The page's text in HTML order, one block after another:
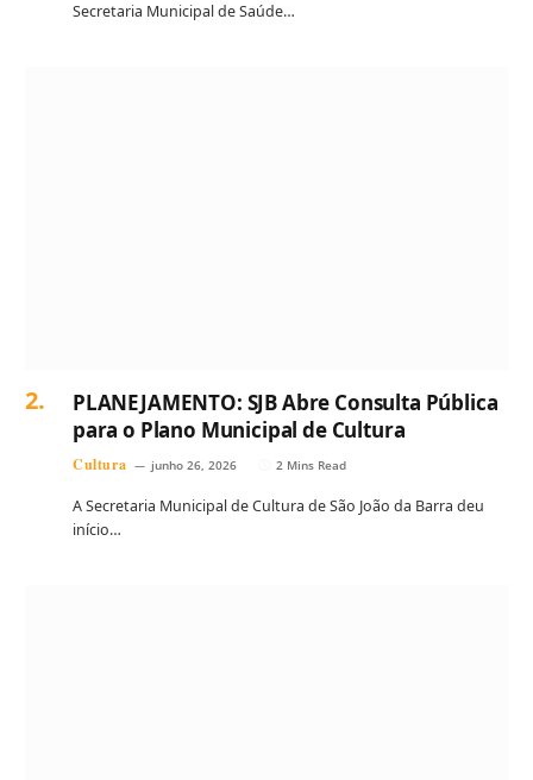
Secretaria Municipal de Saúde…
PLANEJAMENTO: SJB Abre Consulta Pública
para o Plano Municipal de Cultura
Cultura junho 26, 2026 2 Mins Read
A Secretaria Municipal de Cultura de São João da Barra deu
início…